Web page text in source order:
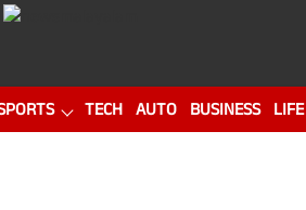
TECH AUTO BUSINESS LIFE